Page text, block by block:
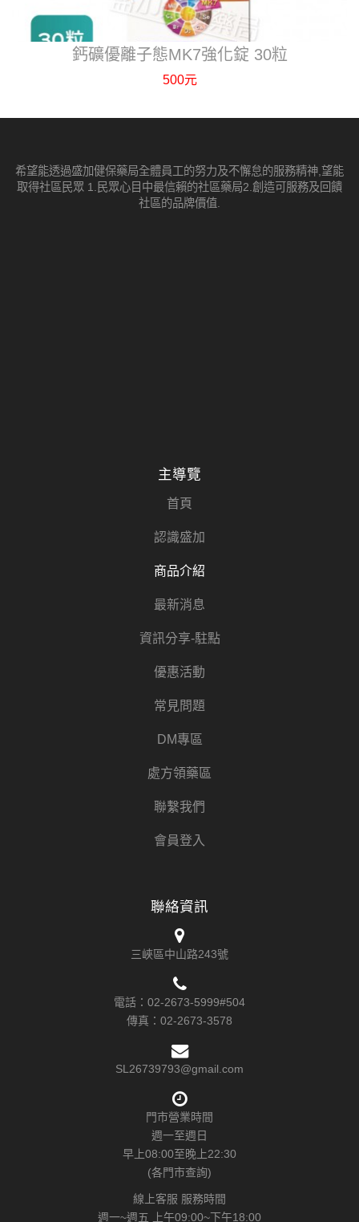
鈣礦優離子態MK7強化錠 30粒
500元
希望能透過盛加健保藥局全體員工的努力及不懈怠的服務精神,望能
取得社區民眾 1.民眾心目中最信賴的社區藥局2.創造可服務及回饋
社區的品牌價值.
主導覽
首頁
認識盛加
商品介紹
最新消息
資訊分享-駐點
優惠活動
常見問題
DM專區
處方領藥區
聯繫我們
會員登入
聯絡資訊
三峽區中山路243號
電話： 02-2673-5999#504
傳真： 02-2673-3578
SL26739793@gmail.com
門市營業時間
週一至週日
早上08:00至晚上22:30
(各門市查詢)
線上客服 服務時間
週一~週五 上午09:00~下午18:00